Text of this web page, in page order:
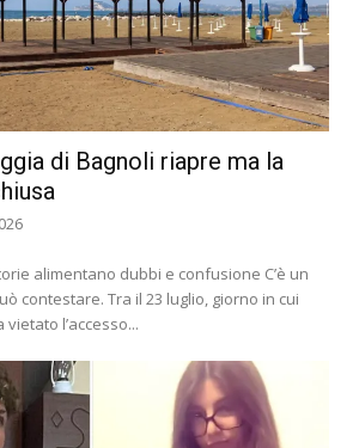
di Bagnoli riapre ma la
alimentano dubbi e confusione C’è un
contestare. Tra il 23 luglio, giorno in cui
vietato l’accesso...